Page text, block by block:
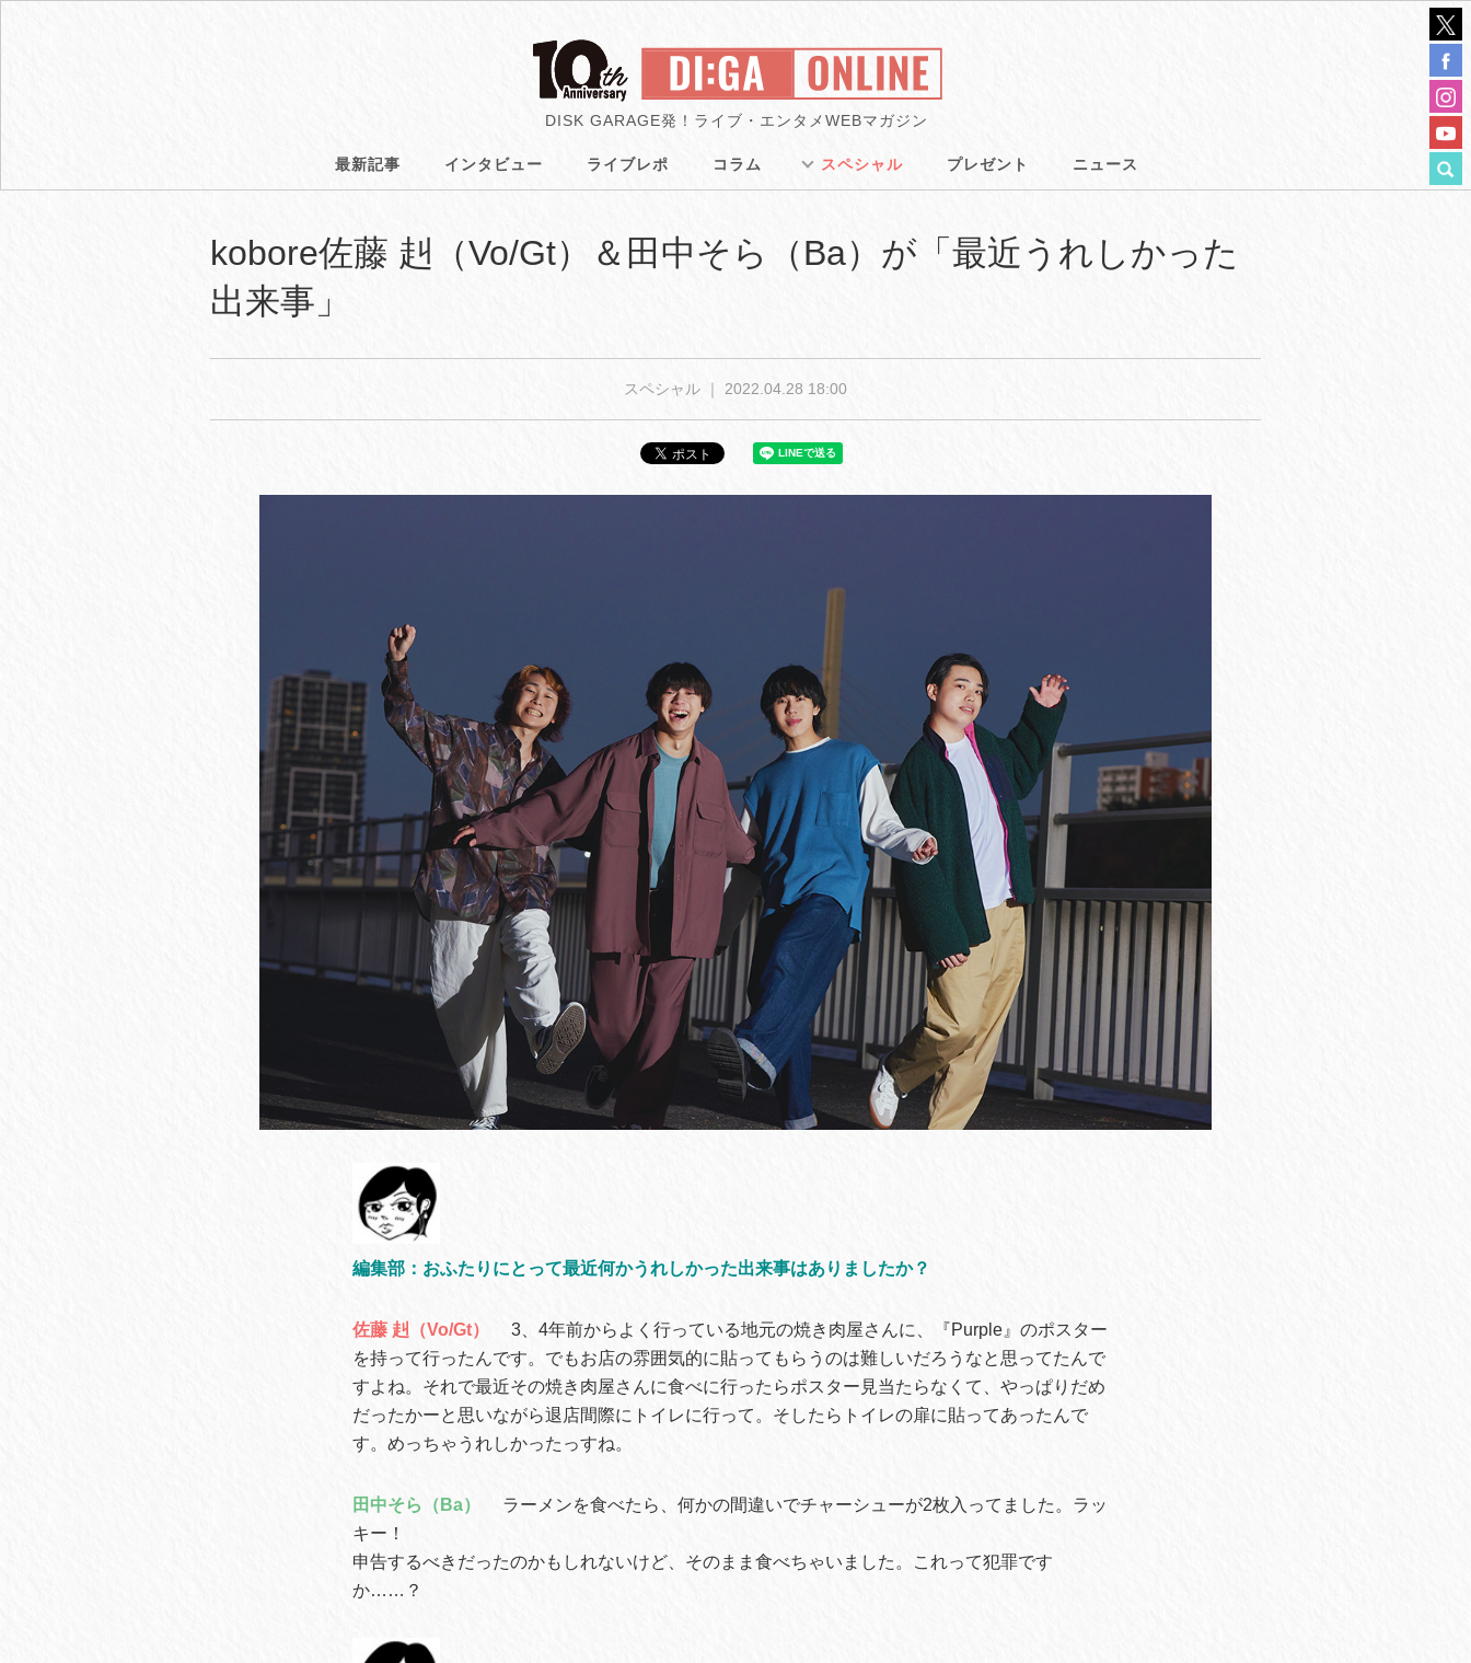
DISK GARAGE発！ライブ・エンタメWEBマガジン
最新記事 インタビュー ライブレポ コラム スペシャル プレゼント ニュース
kobore佐藤 赳（Vo/Gt）＆田中そら（Ba）が「最近うれしかった
出来事」
スペシャル ｜ 2022.04.28 18:00
編集部：おふたりにとって最近何かうれしかった出来事はありましたか？
佐藤 赳（Vo/Gt）
3、4年前からよく行っている地元の焼き肉屋さんに、『Purple』のポスター
を持って行ったんです。でもお店の雰囲気的に貼ってもらうのは難しいだろうなと思ってたんで
すよね。それで最近その焼き肉屋さんに食べに行ったらポスター見当たらなくて、やっぱりだめ
だったかーと思いながら退店間際にトイレに行って。そしたらトイレの扉に貼ってあったんで
す。めっちゃうれしかったっすね。
田中そら（Ba）
ラーメンを食べたら、何かの間違いでチャーシューが2枚入ってました。ラッ
キー！
申告するべきだったのかもしれないけど、そのまま食べちゃいました。これって犯罪です
か……？